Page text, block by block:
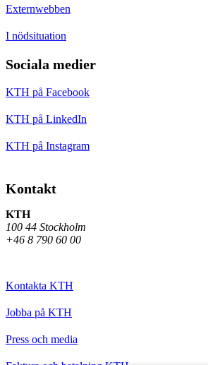
Externwebben
I nödsituation
Sociala medier
KTH på Facebook
KTH på LinkedIn
KTH på Instagram
Kontakt
KTH
100 44 Stockholm
+46 8 790 60 00
Kontakta KTH
Jobba på KTH
Press och media